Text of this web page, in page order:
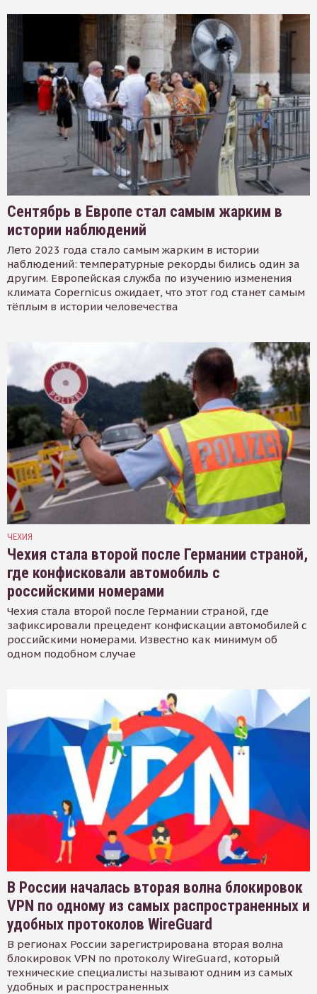
Сентябрь в Европе стал самым жарким в
истории наблюдений
Лето 2023 года стало самым жарким в истории
наблюдений: температурные рекорды бились один за
другим. Европейская служба по изучению изменения
климата Copernicus ожидает, что этот год станет самым
тёплым в истории человечества
ЧЕХИЯ
Чехия стала второй после Германии страной,
где конфисковали автомобиль с
российскими номерами
Чехия стала второй после Германии страной, где
зафиксировали прецедент конфискации автомобилей с
российскими номерами. Известно как минимум об
одном подобном случае
В России началась вторая волна блокировок
VPN по одному из самых распространенных и
удобных протоколов WireGuard
В регионах России зарегистрирована вторая волна
блокировок VPN по протоколу WireGuard, который
технические специалисты называют одним из самых
удобных и распространенных